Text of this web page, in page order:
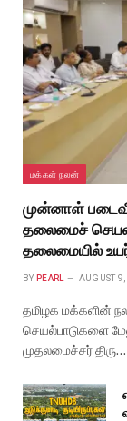
மக்கள் நலன்
முன்னாள்
தலைமைச்
தலைமையில்
BY PEARL AUGUST
தமிழக மக்களின்
செயல்பாடுகளை
முதலமைச்சர்